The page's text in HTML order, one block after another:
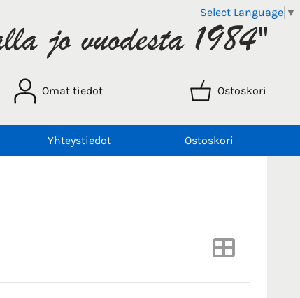
Select Language ▼
Omat tiedot Ostoskori
Yhteystiedot Ostoskori